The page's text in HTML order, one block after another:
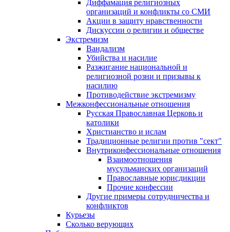
Диффамация религиозных
организаций и конфликты со СМИ
Акции в защиту нравственности
Дискуссии о религии и обществе
Экстремизм
Вандализм
Убийства и насилие
Разжигание национальной и
религиозной розни и призывы к
насилию
Противодействие экстремизму
Межконфессиональные отношения
Русская Православная Церковь и
католики
Христианство и ислам
Традиционные религии против "сект"
Внутриконфессиональные отношения
Взаимоотношения
мусульманских организаций
Православные юрисдикции
Прочие конфессии
Другие примеры сотрудничества и
конфликтов
Курьезы
Сколько верующих